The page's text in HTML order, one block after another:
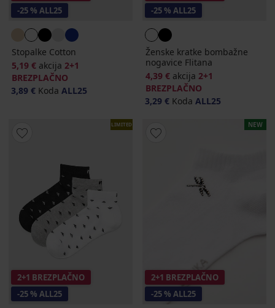
-25 % ALL25
Stopalke Cotton
5,19 € akcija 2+1
BREZPLAČNO
3,89 € Koda ALL25
-25 % ALL25
Ženske kratke bombažne
nogavice Flitana
4,39 € akcija 2+1
BREZPLAČNO
3,29 € Koda ALL25
LIMITED
2+1 BREZPLAČNO
-25 % ALL25
NEW
2+1 BREZPLAČNO
-25 % ALL25